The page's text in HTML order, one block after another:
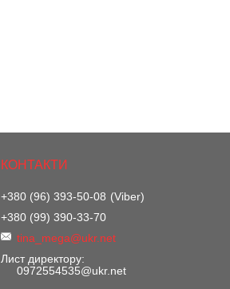
+380 (96) 393-50-08
Viber
+380 (99) 390-33-70
tina_mega@ukr.net
Лист директору
0972554535@ukr.net